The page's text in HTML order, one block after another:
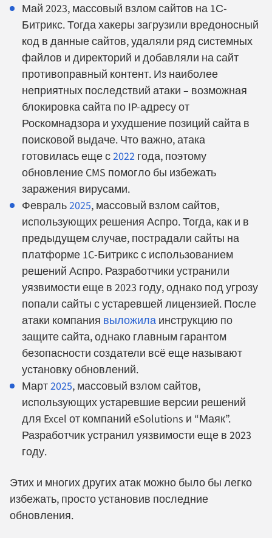
Май 2023, массовый взлом сайтов на 1С-
Битрикс. Тогда хакеры загрузили вредоносный
код в данные сайтов, удаляли ряд системных
файлов и директорий и добавляли на сайт
противоправный контент. Из наиболее
неприятных последствий атаки – возможная
блокировка сайта по IP-адресу от
Роскомнадзора и ухудшение позиций сайта в
поисковой выдаче. Что важно, атака
готовилась еще с2022 года, поэтому
обновление CMS помогло бы избежать
заражения вирусами.
Февраль2025, массовый взлом сайтов,
использующих решения Аспро. Тогда, как и в
предыдущем случае, пострадали сайты на
платформе 1C-Битрикс с использованием
решений Аспро. Разработчики устранили
уязвимости еще в 2023 году, однако под угрозу
попали сайты с устаревшей лицензией. После
атаки компания выложила инструкцию по
защите сайта, однако главным гарантом
безопасности создатели всё еще называют
установку обновлений.
Март2025, массовый взлом сайтов,
использующих устаревшие версии решений
для Excel от компаний eSolutions и “Маяк”.
Разработчик устранил уязвимости еще в 2023
году.
Этих и многих других атак можно было бы легко
избежать, просто установив последние
обновления.